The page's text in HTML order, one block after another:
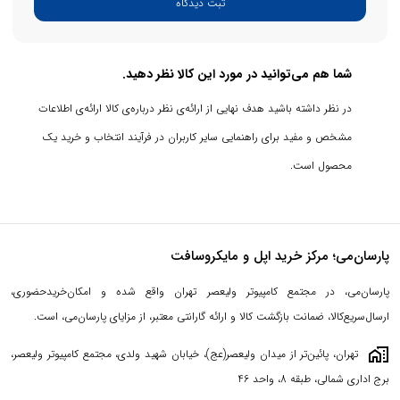
پرو MNEH3 را دارند، می‌توانند از ماه آینده اقدام به سفارش نمایند از دیگر
جذابیت‌های این مراسم، حضور نسخه‌های جدیدی از سیستم عامل‌های
mac OS، iOS و watchOS بود.
مک بوک پرو MNEH3: طراحی
شما هم می‌توانید در مورد این کالا نظر دهید.
در نظر داشته باشید هدف نهایی از ارائه‌ی نظر درباره‌ی کالا ارائه‌ی اطلاعات
مشخص و مفید برای راهنمایی سایر کاربران در فرآیند انتخاب و خرید یک
محصول است.
پارسان‌می؛ مرکز خرید اپل و مایکروسافت
پارسان‌می، در مجتمع کامپیوتر ولیعصر تهران واقع شده و امکان‌خریدحضوری،
ارسال‌سریع‌کالا، ضمانت بازگشت کالا و ارائه گارانتی معتبر، از مزایای پارسان‌می، است.
maps_home_work
تهران، پائین‌تر از میدان ولیعصر(عج)، خیابان شهید ولدی، مجتمع کامپیوتر ولیعصر،
برج اداری شمالی، طبقه 8، واحد 46